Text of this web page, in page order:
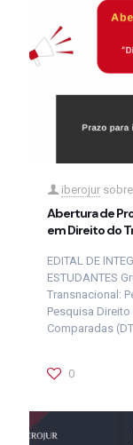
iberojur sobre
Abertura de
em Direito do
EDITAL DE
ESTUDANTES
Transnacional:
Pesquisa
Comparadas
0